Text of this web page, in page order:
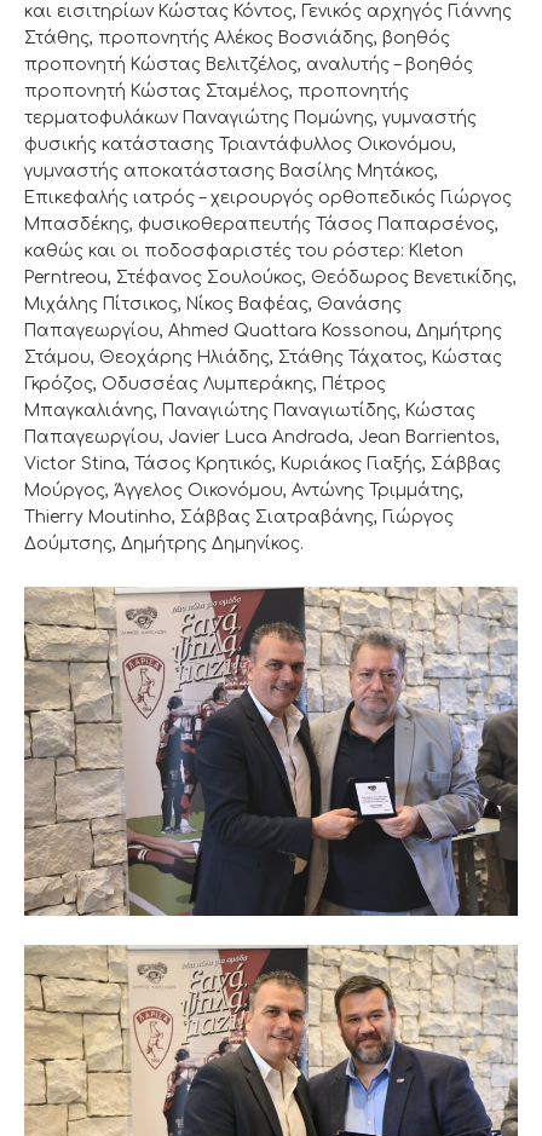
και εισιτηρίων Κώστας Κόντος, Γενικός αρχηγός Γιάννης
Στάθης, προπονητής Αλέκος Βοσνιάδης, βοηθός
προπονητή Κώστας Βελιτζέλος, αναλυτής – βοηθός
προπονητή Κώστας Σταμέλος, προπονητής
τερματοφυλάκων Παναγιώτης Πομώνης, γυμναστής
φυσικής κατάστασης Τριαντάφυλλος Οικονόμου,
γυμναστής αποκατάστασης Βασίλης Μητάκος,
Επικεφαλής ιατρός – χειρουργός ορθοπεδικός Γιώργος
Μπασδέκης, φυσικοθεραπευτής Τάσος Παπαρσένος,
καθώς και οι ποδοσφαριστές του ρόστερ: Kleton
Perntreou, Στέφανος Σουλούκος, Θεόδωρος Βενετικίδης,
Μιχάλης Πίτσικος, Νίκος Βαφέας, Θανάσης
Παπαγεωργίου, Ahmed Quattara Kossonou, Δημήτρης
Στάμου, Θεοχάρης Ηλιάδης, Στάθης Τάχατος, Κώστας
Γκρόζος, Οδυσσέας Λυμπεράκης, Πέτρος
Μπαγκαλιάνης, Παναγιώτης Παναγιωτίδης, Κώστας
Παπαγεωργίου, Javier Luca Andrada, Jean Barrientos,
Victor Stina, Τάσος Κρητικός, Κυριάκος Γιαξής, Σάββας
Μούργος, Άγγελος Οικονόμου, Αντώνης Τριμμάτης,
Thierry Moutinho, Σάββας Σιατραβάνης, Γιώργος
Δούμτσης, Δημήτρης Δημηνίκος.